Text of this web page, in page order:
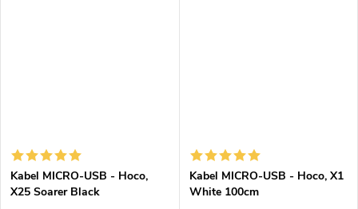
Kabel MICRO-USB - Hoco,
X25 Soarer Black
Kabel MICRO-USB - Hoco, X1
White 100cm